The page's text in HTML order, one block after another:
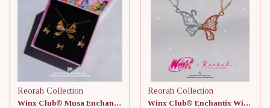
Reorah Collection
Winx Club® Musa Enchantix Fairy Wings Set
Reorah Collection
Winx Club® Enchantix Wings Mıknatıslı Arkadaşlık Kolyesi